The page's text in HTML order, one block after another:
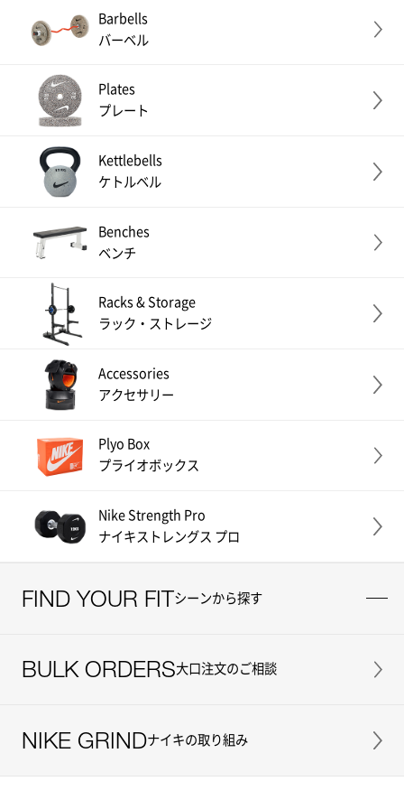
Barbells
バーベル
Plates
プレート
Kettlebells
ケトルベル
Benches
ベンチ
Racks & Storage
ラック・ストレージ
Accessories
アクセサリー
Plyo Box
プライオボックス
Nike Strength Pro
ナイキストレングス プロ
FIND YOUR FITシーンから探す
BULK ORDERS大口注文のご相談
NIKE GRINDナイキの取り組み